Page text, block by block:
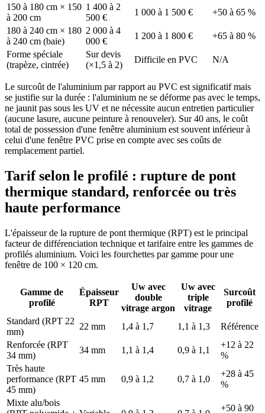
150 à 180 cm × 150
à 200 cm
1 400 à 2
500 €
1 000 à 1 500 €
+50 à 65 %
180 à 240 cm × 180
à 240 cm (baie)
2 000 à 4
000 €
1 200 à 1 800 €
+65 à 80 %
Forme spéciale
(trapèze, cintrée)
Sur devis
(×1,5 à 2)
Difficile en PVC N/A
Le surcoût de l'aluminium par rapport au PVC est significatif mais
se justifie sur la durée : l'aluminium ne se déforme pas avec le temps,
ne jaunit pas sous les UV et ne nécessite aucun entretien particulier
(aucune lasure, aucune peinture à renouveler). Sur 40 ans, le coût
total de possession d'une fenêtre aluminium est souvent inférieur à
celui d'une fenêtre PVC prise en compte avec ses coûts de
remplacement partiel.
Tarif selon le profilé : rupture de pont
thermique standard, renforcée ou très
haute performance
L'épaisseur de la rupture de pont thermique (RPT) est le principal
facteur de différenciation technique et tarifaire entre les gammes de
profilés aluminium. Voici les fourchettes par gamme pour une
fenêtre de 100 × 120 cm.
Gamme de
profilé
Épaisseur
RPT
Uw avec
double
vitrage argon
Uw avec
triple
vitrage
Surcoût
profilé
Standard (RPT 22
mm)
22 mm 1,4 à 1,7 1,1 à 1,3
Référence
Renforcée (RPT
34 mm)
34 mm 1,1 à 1,4 0,9 à 1,1
+12 à 22
%
Très haute
performance (RPT
45 mm)
45 mm 0,9 à 1,2 0,7 à 1,0
+28 à 45
%
Mixte alu/bois
+50 à 90